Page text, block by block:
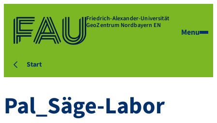
Friedrich-Alexander-Universität
GeoZentrum Nordbayern EN
Menu
Start
Pal_Säge-Labor